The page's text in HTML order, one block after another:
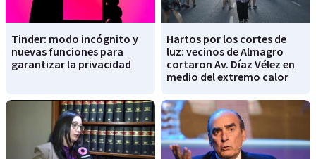
Tinder: modo incógnito y
nuevas funciones para
garantizar la privacidad
Hartos por los cortes de
luz: vecinos de Almagro
cortaron Av. Díaz Vélez en
medio del extremo calor